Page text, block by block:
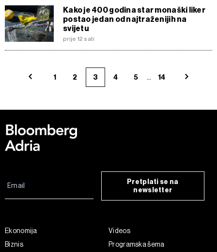
Kako je 400 godina star monaški liker
postao jedan od najtraženijih na
svijetu
prije 12 sati
1 2 3 4 5 ... 14
Pretplati se na
newsletter
Ekonomija
Biznis
Videos
Programska šema